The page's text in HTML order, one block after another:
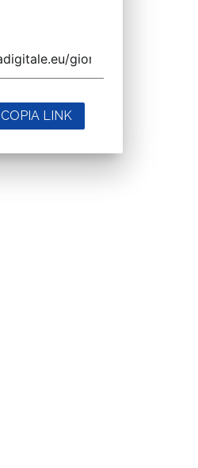
COPIA LINK